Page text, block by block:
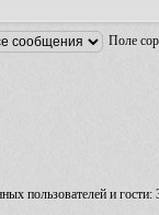
Поле
пользователей и гости: